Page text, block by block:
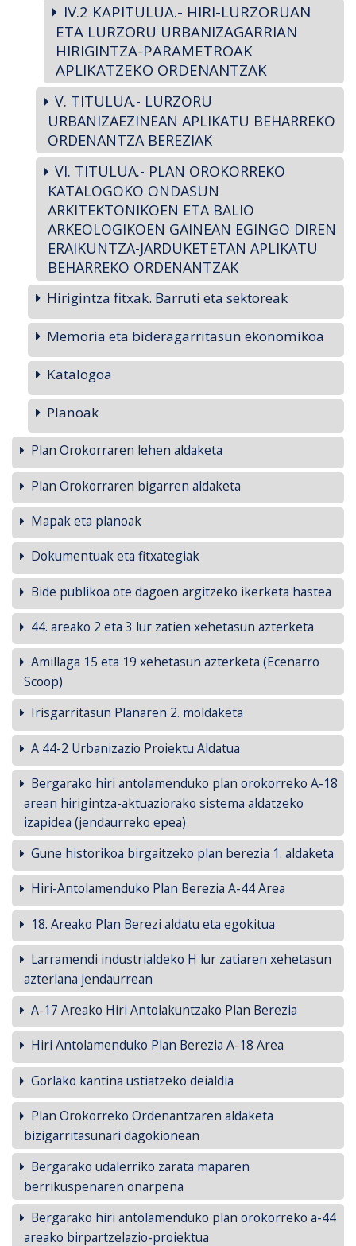
IV.2 KAPITULUA.- HIRI-LURZORUAN
ETA LURZORU URBANIZAGARRIAN
HIRIGINTZA-PARAMETROAK
APLIKATZEKO ORDENANTZAK
V. TITULUA.- LURZORU
URBANIZAEZINEAN APLIKATU BEHARREKO
ORDENANTZA BEREZIAK
VI. TITULUA.- PLAN OROKORREKO
KATALOGOKO ONDASUN
ARKITEKTONIKOEN ETA BALIO
ARKEOLOGIKOEN GAINEAN EGINGO DIREN
ERAIKUNTZA-JARDUKETETAN APLIKATU
BEHARREKO ORDENANTZAK
Hirigintza fitxak. Barruti eta sektoreak
Memoria eta bideragarritasun ekonomikoa
Katalogoa
Planoak
Plan Orokorraren lehen aldaketa
Plan Orokorraren bigarren aldaketa
Mapak eta planoak
Dokumentuak eta fitxategiak
Bide publikoa ote dagoen argitzeko ikerketa hastea
44. areako 2 eta 3 lur zatien xehetasun azterketa
Amillaga 15 eta 19 xehetasun azterketa (Ecenarro
Scoop)
Irisgarritasun Planaren 2. moldaketa
A 44-2 Urbanizazio Proiektu Aldatua
Bergarako hiri antolamenduko plan orokorreko A-18
arean hirigintza-aktuaziorako sistema aldatzeko
izapidea (jendaurreko epea)
Gune historikoa birgaitzeko plan berezia 1. aldaketa
Hiri-Antolamenduko Plan Berezia A-44 Area
18. Areako Plan Berezi aldatu eta egokitua
Larramendi industrialdeko H lur zatiaren xehetasun
azterlana jendaurrean
A-17 Areako Hiri Antolakuntzako Plan Berezia
Hiri Antolamenduko Plan Berezia A-18 Area
Gorlako kantina ustiatzeko deialdia
Plan Orokorreko Ordenantzaren aldaketa
bizigarritasunari dagokionean
Bergarako udalerriko zarata maparen
berrikuspenaren onarpena
Bergarako hiri antolamenduko plan orokorreko a-44
areako birpartzelazio-proiektua